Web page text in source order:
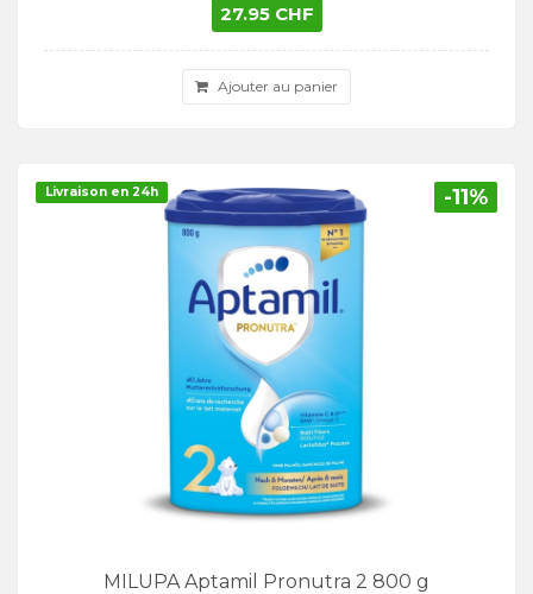
27.95 CHF
Ajouter au panier
Livraison en 24h -11%
MILUPA Aptamil Pronutra 2 800 g